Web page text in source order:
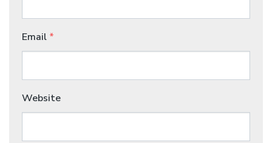
Email *
Website